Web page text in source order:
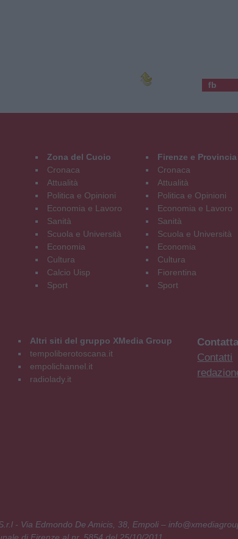
fb
Zona del Cuoio
Cronaca
Attualità
Politica e Opinioni
Economia e Lavoro
Sanità
Scuola e Università
Economia
Cultura
Calcio Uisp
Sport
Firenze e Provincia
Cronaca
Attualità
Politica e Opinioni
Economia e Lavoro
Sanità
Scuola e Università
Economia
Cultura
Fiorentina
Sport
Altri siti del gruppo XMedia Group
tempoliberotoscana.it
empolichannel.it
radiolady.it
Contatti
- Via Edmondo De Amicis, 38, Empoli –